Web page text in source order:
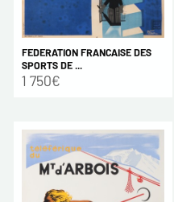
FEDERATION FRANCAISE DES
SPORTS DE ...
1 750€